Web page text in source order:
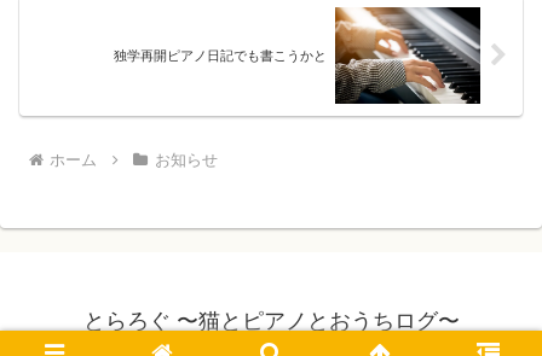
独学再開ピアノ日記でも書こうかと
ホーム お知らせ
とらろぐ 〜猫とピアノとおうちログ〜